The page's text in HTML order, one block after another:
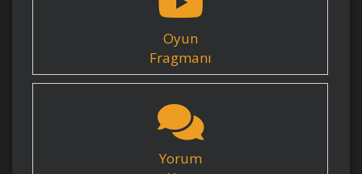
Oyun
Fragmanı
Yorum